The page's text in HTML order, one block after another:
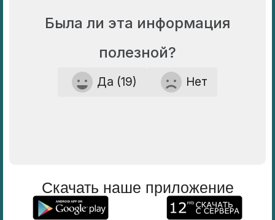
Была ли эта информация
полезной?
Да (19) Нет
Скачать наше приложение